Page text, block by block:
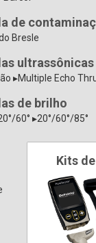
de
Bresle
▸Multiple Echo
de brilho
60° ▸20°/60°/85°
Kits